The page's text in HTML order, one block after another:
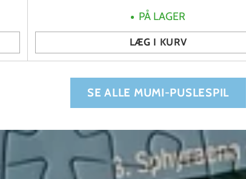
PÅ LAGER
LÆG I KURV
Antal
SE ALLE MUMI-PUSLESPIL